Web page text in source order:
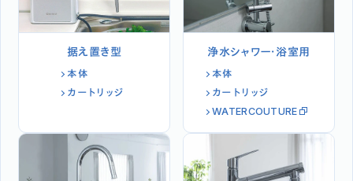
据え置き型
本体
カートリッジ
浄水シャワー・浴室用
本体
カートリッジ
WATERCOUTURE